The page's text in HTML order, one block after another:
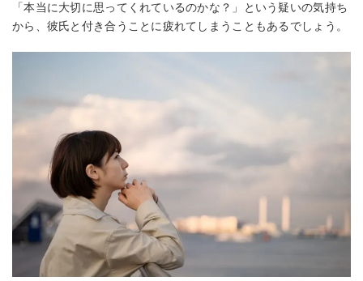
「本当に大切に思ってくれているのかな？」という疑いの気持ち
から、彼氏と付き合うことに疲れてしまうこともあるでしょう。